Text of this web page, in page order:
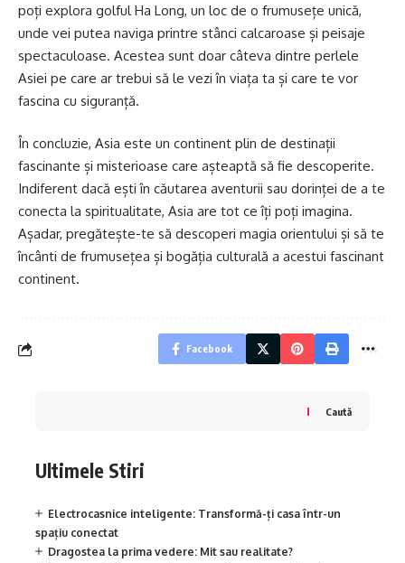
poți explora golful Ha Long, un loc de o frumusețe unică,
unde vei putea naviga printre stânci calcaroase și peisaje
spectaculoase. Acestea sunt doar câteva dintre perlele
Asiei pe care ar trebui să le vezi în viața ta și care te vor
fascina cu siguranță.
În concluzie, Asia este un continent plin de destinații
fascinante și misterioase care așteaptă să fie descoperite.
Indiferent dacă ești în căutarea aventurii sau dorinței de a te
conecta la spiritualitate, Asia are tot ce îți poți imagina.
Așadar, pregătește-te să descoperi magia orientului și să te
încânti de frumusețea și bogăția culturală a acestui fascinant
continent.
Facebook
Caută
Ultimele Stiri
Electrocasnice inteligente: Transformă-ți casa într-un
spațiu conectat
Dragostea la prima vedere: Mit sau realitate?